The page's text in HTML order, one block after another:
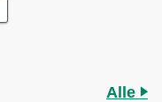
Alle